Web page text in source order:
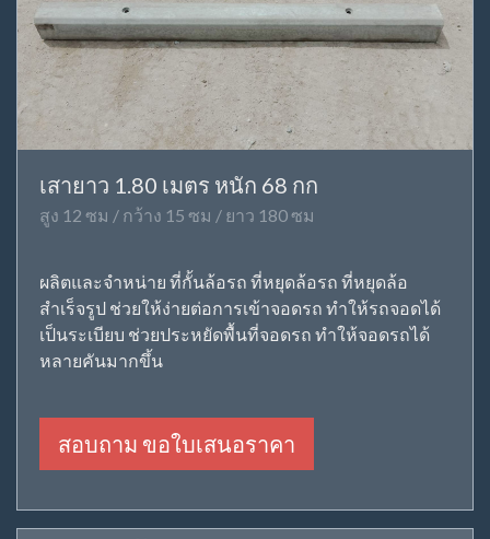
เสายาว 1.80 เมตร หนัก 68 กก
สูง 12 ซม / กว้าง 15 ซม / ยาว 180 ซม
ผลิตและจำหน่าย ที่กั้นล้อรถ ที่หยุดล้อรถ ที่หยุดล้อ
สำเร็จรูป ช่วยให้ง่ายต่อการเข้าจอดรถ ทำให้รถจอดได้
เป็นระเบียบ ช่วยประหยัดพื้นที่จอดรถ ทำให้จอดรถได้
หลายคันมากขึ้น
สอบถาม ขอใบเสนอราคา